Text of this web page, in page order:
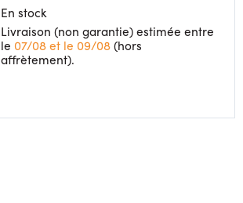
En stock
Livraison (non garantie) estimée entre
le 07/08 et le 09/08(hors
affrètement).